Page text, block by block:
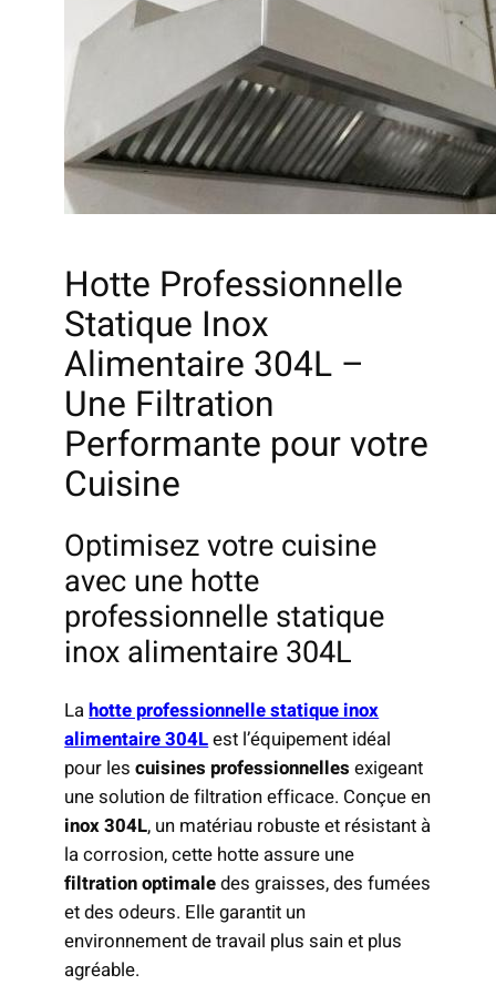
Hotte Professionnelle
Statique Inox
Alimentaire 304L –
Une Filtration
Performante pour votre
Cuisine
Optimisez votre cuisine
avec une hotte
professionnelle statique
inox alimentaire 304L
Lahotte professionnelle statique inox
alimentaire 304Lest l’équipement idéal
pour lescuisines professionnelles exigeant
une solution de filtration efficace. Conçue en
inox 304L, un matériau robuste et résistant à
la corrosion, cette hotte assure une
filtration optimaledes graisses, des fumées
et des odeurs. Elle garantit un
environnement de travail plus sain et plus
agréable.